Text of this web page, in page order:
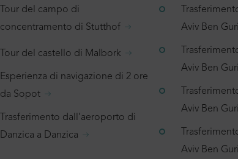
Tour del campo di
concentramento di Stutthof
Tour del castello di Malbork
Esperienza di navigazione di 2 ore
da Sopot
Trasferimento dall’aeroporto di
Danzica a Danzica
Aviv Ben
Aviv Ben
Aviv Ben
Aviv Ben